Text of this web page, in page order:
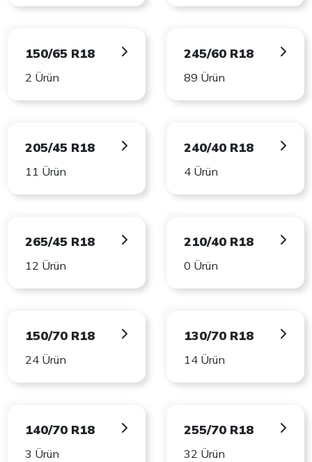
150/65 R18
2 Ürün
245/60 R18
89 Ürün
205/45 R18
11 Ürün
240/40 R18
4 Ürün
265/45 R18
12 Ürün
210/40 R18
0 Ürün
150/70 R18
24 Ürün
130/70 R18
14 Ürün
140/70 R18
3 Ürün
255/70 R18
32 Ürün